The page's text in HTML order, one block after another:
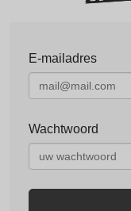
E-mailadres
Wachtwoord